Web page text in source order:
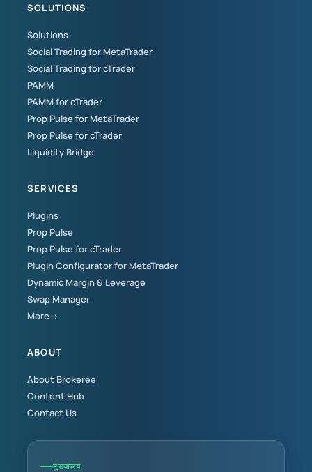
SOLUTIONS
Solutions
Social Trading for MetaTrader
Social Trading for cTrader
PAMM
PAMM for cTrader
Prop Pulse for MetaTrader
Prop Pulse for cTrader
Liquidity Bridge
SERVICES
Plugins
Prop Pulse
Prop Pulse for cTrader
Plugin Configurator for MetaTrader
Dynamic Margin & Leverage
Swap Manager
More→
ABOUT
About Brokeree
Content Hub
Contact Us
मुख्यालय